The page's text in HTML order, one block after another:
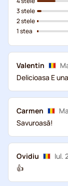
3 stele
2 stele
1 stea
Valentin
Delicioasa E
Carmen
Savuroasă!
Ovidiu
Iul.
👍